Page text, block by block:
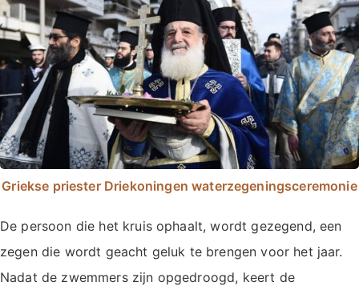
Griekse priester Driekoningen waterzegeningsceremonie
De persoon die het kruis ophaalt, wordt gezegend, een
zegen die wordt geacht geluk te brengen voor het jaar.
Nadat de zwemmers zijn opgedroogd, keert de